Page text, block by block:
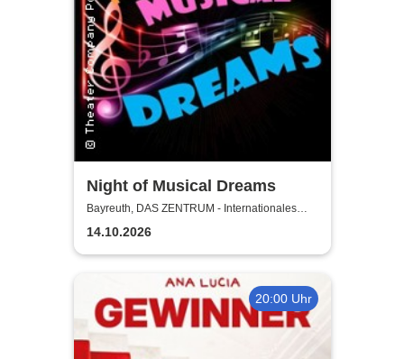
Night of Musical Dreams
Bayreuth, DAS ZENTRUM - Internationales
Jugendkulturzentrum Bayreuth
14.10.2026
20:00 Uhr